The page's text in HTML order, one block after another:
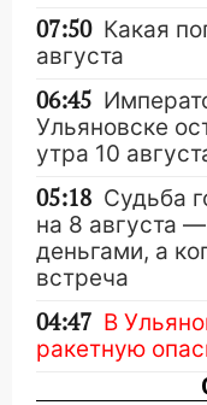
07:50 Какая
августа
06:45
Ульяновске
утра 10
05:18 Судьба
на 8 августа
деньгами, а
встреча
04:47 В
ракетную